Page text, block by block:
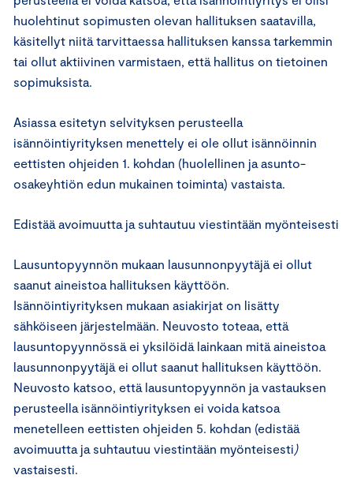
huolehtinut sopimusten olevan hallituksen saatavilla,
käsitellyt niitä tarvittaessa hallituksen kanssa tarkemmin
tai ollut aktiivinen varmistaen, että hallitus on tietoinen
sopimuksista.
Asiassa esitetyn selvityksen perusteella
isännöintiyrityksen menettely ei ole ollut isännöinnin
eettisten ohjeiden 1. kohdan (huolellinen ja asunto-
osakeyhtiön edun mukainen toiminta) vastaista.
Edistää avoimuutta ja suhtautuu viestintään myönteisesti
Lausuntopyynnön mukaan lausunnonpyytäjä ei ollut
saanut aineistoa hallituksen käyttöön.
Isännöintiyrityksen mukaan asiakirjat on lisätty
sähköiseen järjestelmään. Neuvosto toteaa, että
lausuntopyynnössä ei yksilöidä lainkaan mitä aineistoa
lausunnonpyytäjä ei ollut saanut hallituksen käyttöön.
Neuvosto katsoo, että lausuntopyynnön ja vastauksen
perusteella isännöintiyrityksen ei voida katsoa
menetelleen eettisten ohjeiden 5. kohdan (edistää
avoimuutta ja suhtautuu viestintään myönteisesti)
vastaisesti.